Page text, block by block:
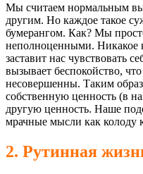
Мы считаем нормальным
другим. Но каждое такое
бумерангом. Как? Мы
неполноценными. Никакое
заставит нас чувствовать
вызывает беспокойство,
несовершенны. Таким
собственную ценность (в
другую ценность. Наше
мрачные мысли как колоду
2. Рутинная